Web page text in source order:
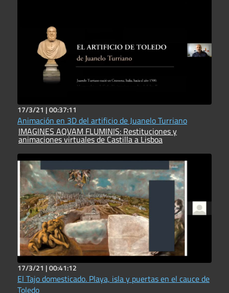
17/3/21 |00:37:11
Animación en 3D del artificio de Juanelo Turriano
IMAGINES AQVAM FLUMINIS: Restituciones y
animaciones virtuales de Castilla a Lisboa
17/3/21 |00:41:12
El Tajo domesticado. Playa, isla y puertas en el cauce de
Toledo